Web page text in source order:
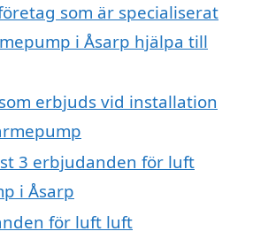
som är specialiserat
i Åsarp hjälpa till
erbjuds vid installation
3 erbjudanden för luft
i Åsarp
för luft luft